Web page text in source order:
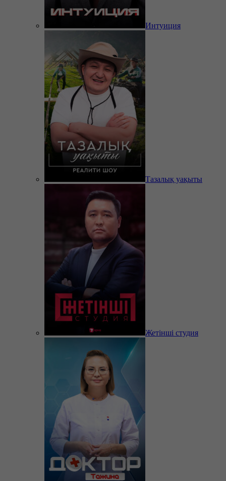
Интуиция
Тазалық уақыты
Жетінші студия